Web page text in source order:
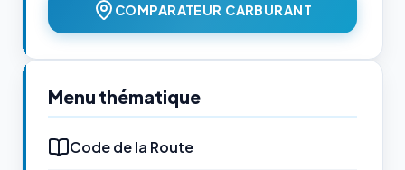
COMPARATEUR CARBURANT
Menu thématique
Code de la Route